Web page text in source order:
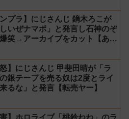
ンプラ】にじさんじ 鏑木ろこが
しいぜナマポ」と発言し石神のぞ
笑→アーカイブをカット【あら
怒】にじさんじ 甲斐田晴が「ラ
銀テープを売る奴は2度とライ
るな」と発言【転売ヤー】
害】ホロライブ「桃鈴ねね」のラ